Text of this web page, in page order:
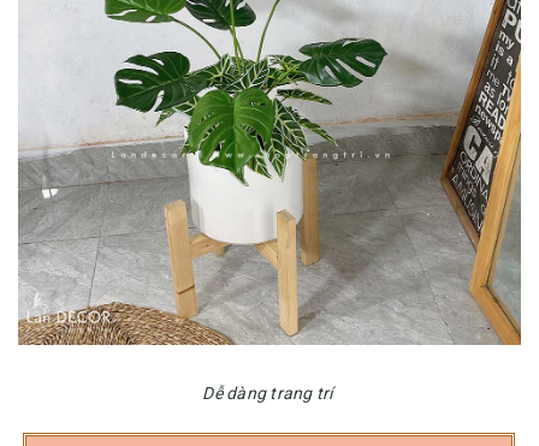
Dễ dàng trang trí